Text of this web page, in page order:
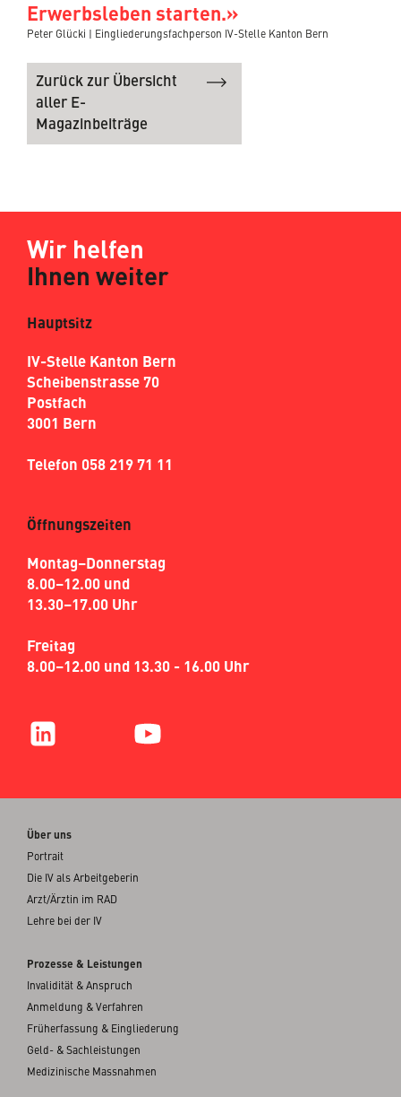
Erwerbsleben starten.»
Peter Glücki | Eingliederungsfachperson IV-Stelle Kanton Bern
Zurück zur Übersicht
aller E-
Magazinbeiträge
Wir helfen
Ihnen weiter
Hauptsitz
IV-Stelle Kanton Bern
Scheibenstrasse 70
Postfach
3001 Bern
Telefon 058 219 71 11
Öffnungszeiten
Montag–Donnerstag
8.00–12.00 und
13.30–17.00 Uhr
Freitag
8.00–12.00 und 13.30 - 16.00 Uhr
Über uns
Portrait
Die IV als Arbeitgeberin
Arzt/Ärztin im RAD
Lehre bei der IV
Prozesse & Leistungen
Invalidität & Anspruch
Anmeldung & Verfahren
Früherfassung & Eingliederung
Geld- & Sachleistungen
Medizinische Massnahmen